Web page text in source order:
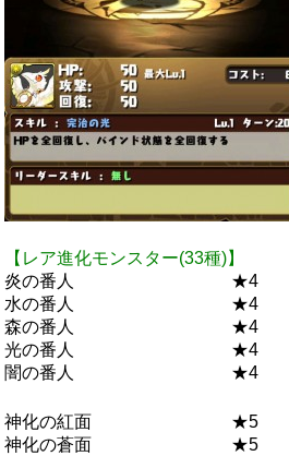
【レア進化モンスター(33種)】
炎の番人 ★4
水の番人 ★4
森の番人 ★4
光の番人 ★4
闇の番人 ★4
神化の紅面 ★5
神化の蒼面 ★5